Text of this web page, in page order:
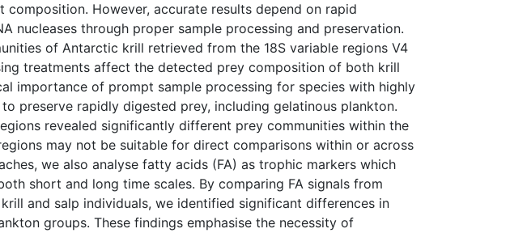
However, accurate results depend on rapid
nucleases through proper sample processing and preservation.
of Antarctic krill retrieved from the 18S variable regions V4
treatments affect the detected prey composition of both krill
importance of prompt sample processing for species with highly
preserve rapidly digested prey, including gelatinous plankton.
revealed significantly different prey communities within the
may not be suitable for direct comparisons within or across
we also analyse fatty acids (FA) as trophic markers which
short and long time scales. By comparing FA signals from
and salp individuals, we identified significant differences in
groups. These findings emphasise the necessity of